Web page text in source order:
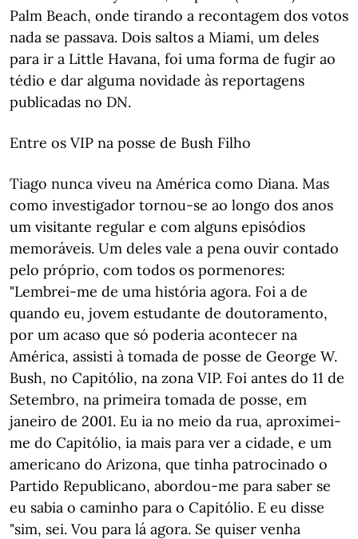
Palm Beach, onde tirando a recontagem dos votos
nada se passava. Dois saltos a Miami, um deles
para ir a Little Havana, foi uma forma de fugir ao
tédio e dar alguma novidade às reportagens
publicadas no DN.
Entre os VIP na posse de Bush Filho
Tiago nunca viveu na América como Diana. Mas
como investigador tornou-se ao longo dos anos
um visitante regular e com alguns episódios
memoráveis. Um deles vale a pena ouvir contado
pelo próprio, com todos os pormenores:
"Lembrei-me de uma história agora. Foi a de
quando eu, jovem estudante de doutoramento,
por um acaso que só poderia acontecer na
América, assisti à tomada de posse de George W.
Bush, no Capitólio, na zona VIP. Foi antes do 11 de
Setembro, na primeira tomada de posse, em
janeiro de 2001. Eu ia no meio da rua, aproximei-
me do Capitólio, ia mais para ver a cidade, e um
americano do Arizona, que tinha patrocinado o
Partido Republicano, abordou-me para saber se
eu sabia o caminho para o Capitólio. E eu disse
"sim, sei. Vou para lá agora. Se quiser venha